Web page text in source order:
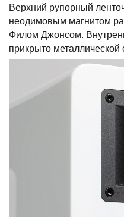
Верхний рупорный
неодимовым магнитом
Филом Джонсом.
прикрыто металлической